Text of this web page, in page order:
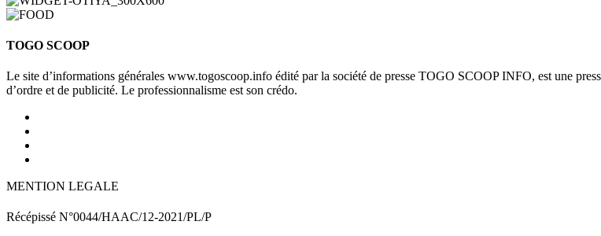
TOGO SCOOP
Le site d’informations générales www.togoscoop.info édité par la société de presse TOGO SCOOP INFO, est une
d’ordre et de publicité. Le professionnalisme est son crédo.
MENTION LEGALE
Récépissé N°0044/HAAC/12-2021/PL/P